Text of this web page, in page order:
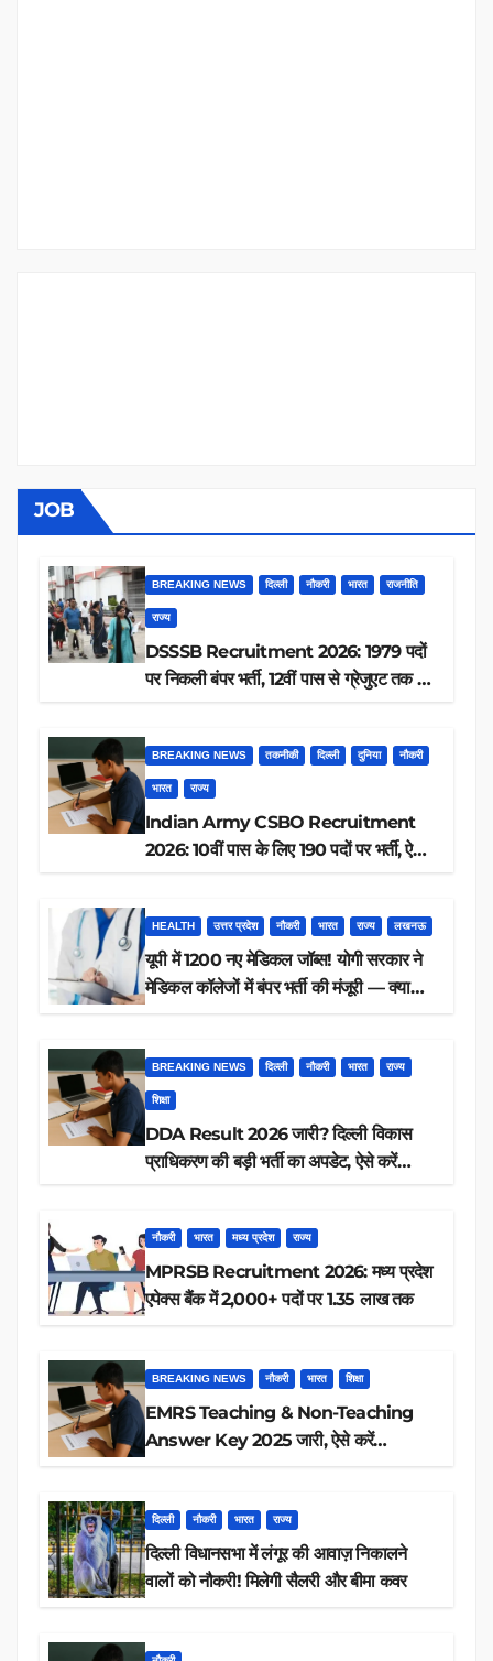
JOB
BREAKING NEWS दिल्ली नौकरी भारत राजनीति
राज्य
DSSSB Recruitment 2026: 1979 पदों
पर निकली बंपर भर्ती, 12वीं पास से ग्रेजुएट तक करें
BREAKING NEWS तकनीकी दिल्ली दुनिया नौकरी
भारत राज्य
Indian Army CSBO Recruitment
2026: 10वीं पास के लिए 190 पदों पर भर्ती, ऐसे
HEALTH उत्तर प्रदेश नौकरी भारत राज्य लखनऊ
यूपी में 1200 नए मेडिकल जॉब्स! योगी सरकार ने
मेडिकल कॉलेजों में बंपर भर्ती की मंजूरी — क्या
BREAKING NEWS दिल्ली नौकरी भारत राज्य
शिक्षा
DDA Result 2026 जारी? दिल्ली विकास
प्राधिकरण की बड़ी भर्ती का अपडेट, ऐसे करें
नौकरी भारत मध्य प्रदेश राज्य
MPRSB Recruitment 2026: मध्य प्रदेश
एपेक्स बैंक में 2,000+ पदों पर 1.35 लाख तक
BREAKING NEWS नौकरी भारत शिक्षा
EMRS Teaching & Non-Teaching
Answer Key 2025 जारी, ऐसे करें
दिल्ली नौकरी भारत राज्य
दिल्ली विधानसभा में लंगूर की आवाज़ निकालने
वालों को नौकरी! मिलेगी सैलरी और बीमा कवर